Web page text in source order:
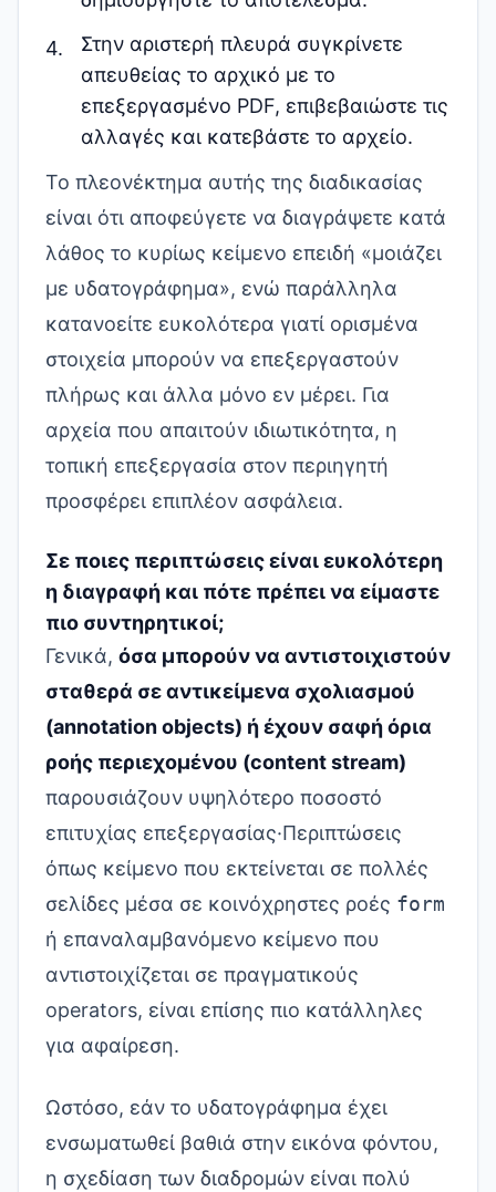
Στην αριστερή πλευρά συγκρίνετε
απευθείας το αρχικό με το
επεξεργασμένο PDF, επιβεβαιώστε τις
αλλαγές και κατεβάστε το αρχείο.
Το πλεονέκτημα αυτής της διαδικασίας
είναι ότι αποφεύγετε να διαγράψετε κατά
λάθος το κυρίως κείμενο επειδή «μοιάζει
με υδατογράφημα», ενώ παράλληλα
κατανοείτε ευκολότερα γιατί ορισμένα
στοιχεία μπορούν να επεξεργαστούν
πλήρως και άλλα μόνο εν μέρει. Για
αρχεία που απαιτούν ιδιωτικότητα, η
τοπική επεξεργασία στον περιηγητή
προσφέρει επιπλέον ασφάλεια.
Σε ποιες περιπτώσεις είναι ευκολότερη
η διαγραφή και πότε πρέπει να είμαστε
πιο συντηρητικοί;
Γενικά, όσα μπορούν να αντιστοιχιστούν
σταθερά σε αντικείμενα σχολιασμού
(annotation objects) ή έχουν σαφή όρια
ροής περιεχομένου (content stream)
παρουσιάζουν υψηλότερο ποσοστό
επιτυχίας επεξεργασίας·Περιπτώσεις
όπως κείμενο που εκτείνεται σε πολλές
σελίδες μέσα σε κοινόχρηστες ροές form
ή επαναλαμβανόμενο κείμενο που
αντιστοιχίζεται σε πραγματικούς
operators, είναι επίσης πιο κατάλληλες
για αφαίρεση.
Ωστόσο, εάν το υδατογράφημα έχει
ενσωματωθεί βαθιά στην εικόνα φόντου,
η σχεδίαση των διαδρομών είναι πολύ